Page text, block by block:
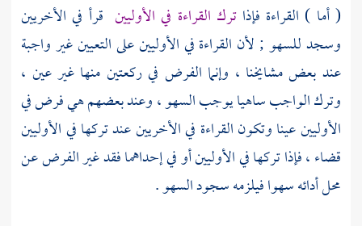
( أما ) القراءة فإذاترك القراءة في الأوليين قرأ في الأخريين
وسجد للسهو ; لأن القراءة في الأوليين على التعيين غير واجبة
عند بعض مشايخنا ، وإنما الفرض في ركعتين منها غير عين ،
وترك الواجب ساهيا يوجب السهو ، وعند بعضهم هي فرض في
الأوليين عينا وتكون القراءة في الأخريين عند تركها في الأوليين
قضاء ، فإذا تركها في الأوليين أو في إحداهما فقد غير الفرض عن
محل أدائه سهوا فيلزمه سجود السهو .